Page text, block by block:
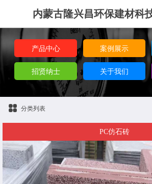
内蒙古隆兴昌环保建材科
产品中心 案例展示
招贤纳士 关于我们
分类列表
PC仿石砖